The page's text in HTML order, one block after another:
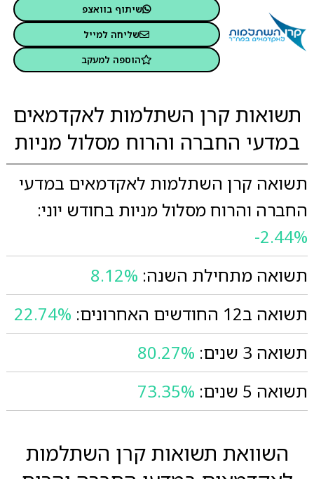
שיתוף בוואצפ
שליחה למייל
הוספה למעקב
תשואות קרן השתלמות לאקדמאים
במדעי החברה והרוח מסלול מניות
תשואה קרן השתלמות לאקדמאים במדעי
החברה והרוח מסלול מניות בחודש יוני:
-2.44%
תשואה מתחילת השנה: 8.12%
תשואה ב12 החודשים האחרונים:
22.74%
תשואה 3 שנים:
80.27%
תשואה 5 שנים:
73.35%
השוואת תשואות קרן השתלמות